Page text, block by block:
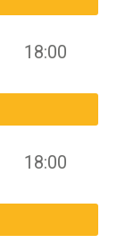
18:00
18:00